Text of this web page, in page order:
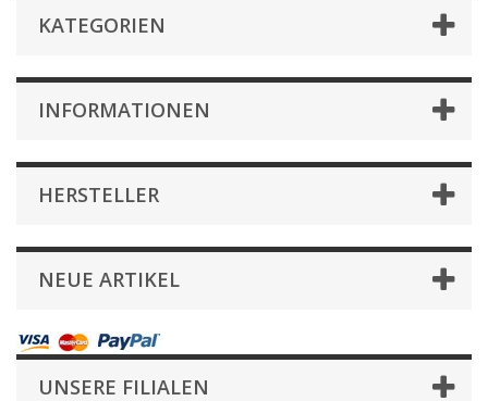
KATEGORIEN
INFORMATIONEN
HERSTELLER
NEUE ARTIKEL
UNSERE FILIALEN